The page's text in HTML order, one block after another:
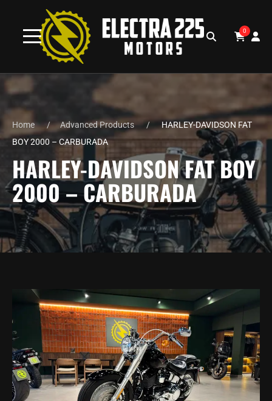
0
Home Advanced Products
HARLEY-DAVIDSON FAT
BOY 2000 – CARBURADA
HARLEY-DAVIDSON FAT BOY
2000 – CARBURADA